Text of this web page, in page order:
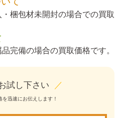
梱包材未開封の場合での買取
完備の場合の買取価格です。
試し下さい ／
迅速にお伝えします！